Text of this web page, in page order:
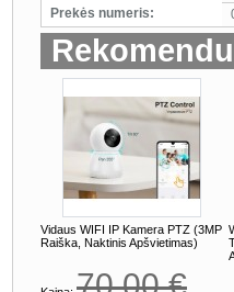
Prekės numeris:
Vidaus WIFI IP Kamera PTZ (3MP
Raiška, Naktinis Apšvietimas)